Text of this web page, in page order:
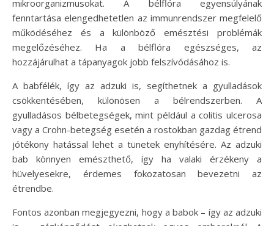
mikroorganizmusokat. A bélflóra egyensúlyának
fenntartása elengedhetetlen az immunrendszer megfelelő
működéséhez és a különböző emésztési problémák
megelőzéséhez. Ha a bélflóra egészséges, az
hozzájárulhat a tápanyagok jobb felszívódásához is.
A babfélék, így az adzuki is, segíthetnek a gyulladások
csökkentésében, különösen a bélrendszerben. A
gyulladásos bélbetegségek, mint például a colitis ulcerosa
vagy a Crohn-betegség esetén a rostokban gazdag étrend
jótékony hatással lehet a tünetek enyhítésére. Az adzuki
bab könnyen emészthető, így ha valaki érzékeny a
hüvelyesekre, érdemes fokozatosan bevezetni az
étrendbe.
Fontos azonban megjegyezni, hogy a babok – így az adzuki